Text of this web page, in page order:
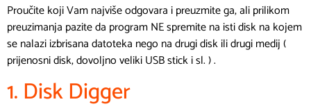
Proučite koji Vam najviše odgovara i preuzmite ga, ali prilikom
preuzimanja pazite da program NE spremite na isti disk na kojem
se nalazi izbrisana datoteka nego na drugi disk ili drugi medij (
prijenosni disk, dovoljno veliki USB stick i sl. ) .
1. Disk Digger